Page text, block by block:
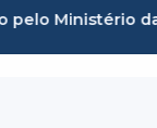
da Justiça